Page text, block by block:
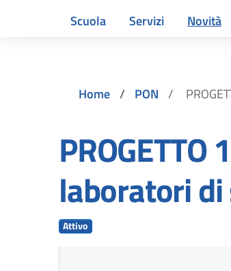
Scuola Servizi Novità
Home PON
laboratori
Attivo